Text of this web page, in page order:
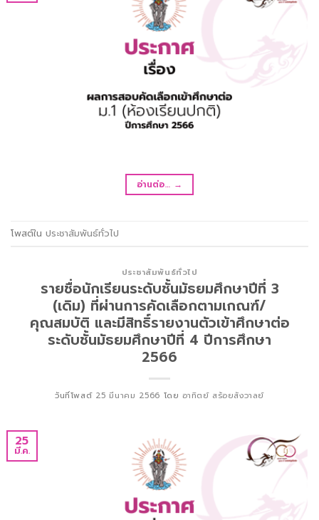
อ่านต่อ… →
โพสต์ใน ประชาสัมพันธ์ทั่วไป
ประชาสัมพันธ์ทั่วไป
รายชื่อนักเรียนระดับชั้นมัธยมศึกษาปีที่ 3
(เดิม) ที่ผ่านการคัดเลือกตามเกณฑ์/
คุณสมบัติ และมีสิทธิ์รายงานตัวเข้าศึกษาต่อ
ระดับชั้นมัธยมศึกษาปีที่ 4 ปีการศึกษา
2566
วันที่โพสต์ 25 มีนาคม 2566 โดย อาทิตย์ สร้อยสังวาลย์
25
มี.ค.